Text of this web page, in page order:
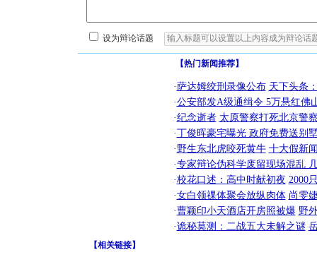
设为辩论话题
【热门新闻推荐】
·萨达姆绞刑录像公布 天下头条
·公安部发A级通缉令 5万悬红佛
·纪念逝者 太原警察打死北京警
·丁俊晖豪宅曝光 政府免费送别
·野生东北虎咬死黄牛 十大假新
·专家辩论伪科学废留现场混乱
·校花口述：高中时献初夜 2000
·女白领祼体聚会放纵肉体 尚雯
·曹颖印小天酒店开房照被爆 野
·诡秘莫测：二战五大未解之谜
【相关链接】